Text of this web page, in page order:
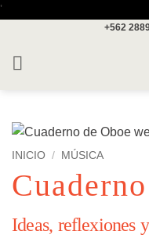
'
+562
INICIO / MÚSICA
Ideas, reflexiones